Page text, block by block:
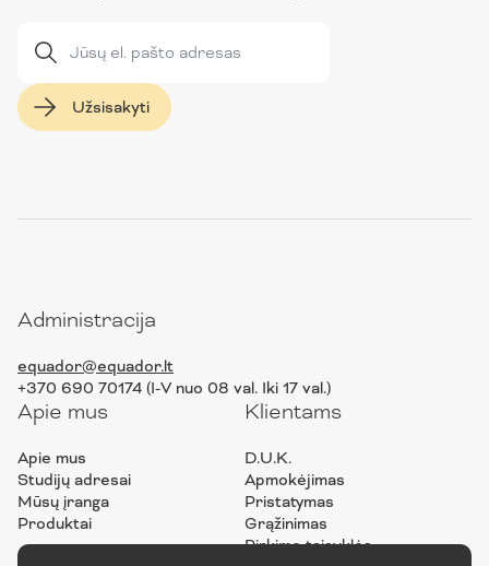
Užsisakyti
Administracija
equador@equador.lt
+370 690 70174 (I-V nuo 08 val. Iki 17 val.)
Apie mus
Apie mus
Studijų adresai
Mūsų įranga
Produktai
Klientams
D.U.K.
Apmokėjimas
Pristatymas
Grąžinimas
Pirkimo taisyklės